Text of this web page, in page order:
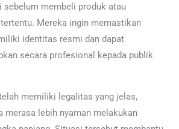
sebelum membeli produk atau
Mereka ingin memastikan
identitas resmi dan dapat
secara profesional kepada publik
memiliki legalitas yang jelas,
merasa lebih nyaman melakukan